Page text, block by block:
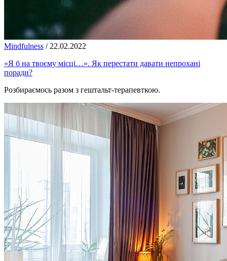
Mindfulness / 22.02.2022
«Я б на твоєму місці…». Як перестати давати непрохані
поради?
Розбираємось разом з гештальт-терапевткою.